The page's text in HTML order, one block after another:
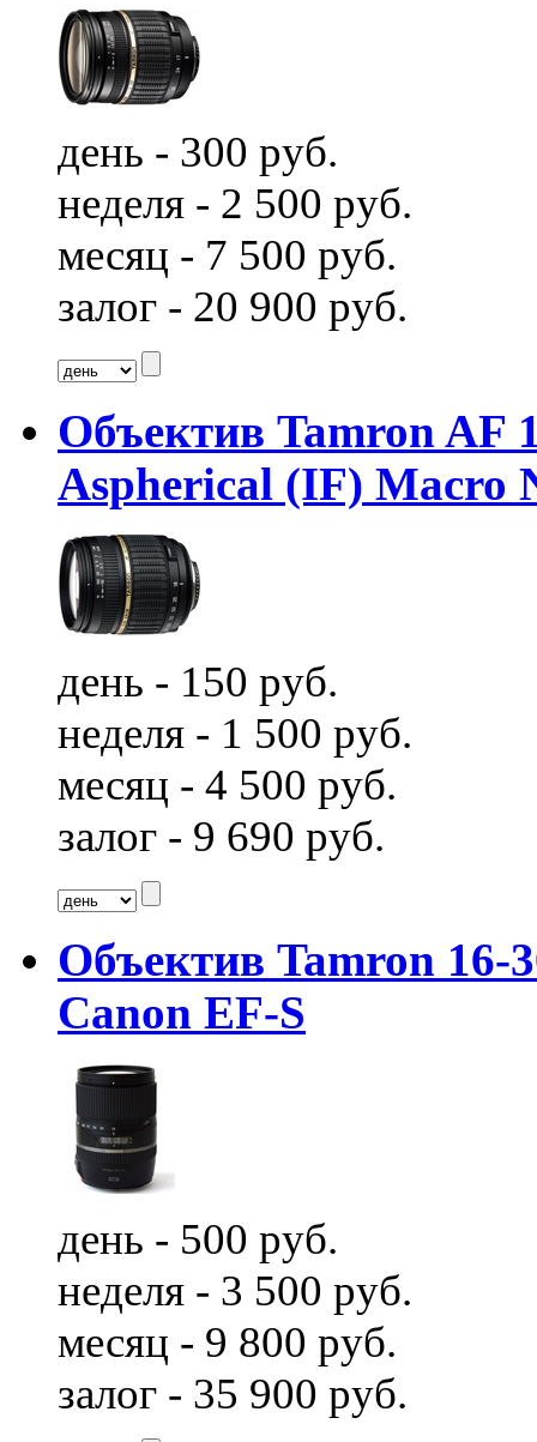
день - 300 руб.
неделя - 2 500 руб.
месяц - 7 500 руб.
залог - 20 900 руб.
Объектив Tamron AF
Aspherical (IF) Macro
день - 150 руб.
неделя - 1 500 руб.
месяц - 4 500 руб.
залог - 9 690 руб.
Объектив Tamron 16-
Canon EF-S
день - 500 руб.
неделя - 3 500 руб.
месяц - 9 800 руб.
залог - 35 900 руб.